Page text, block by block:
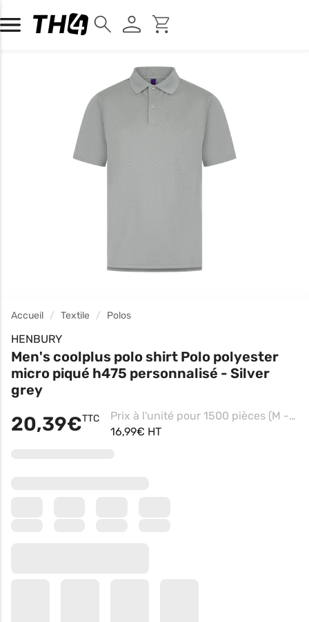
Accueil Textile Polos
HENBURY
Men's coolplus polo shirt Polo polyester
micro piqué h475 personnalisé - Silver
grey
20,39€TTC
Prix à l'unité pour 1500 pièces (M - Black, Impression coeur)
16,99€ HT